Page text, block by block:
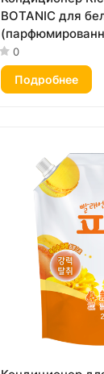
BOTANIC для
концентрат с
фреш») 1000 мл
0
Подробнее